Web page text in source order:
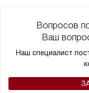
Вопросов
Ваш
Наш специалист